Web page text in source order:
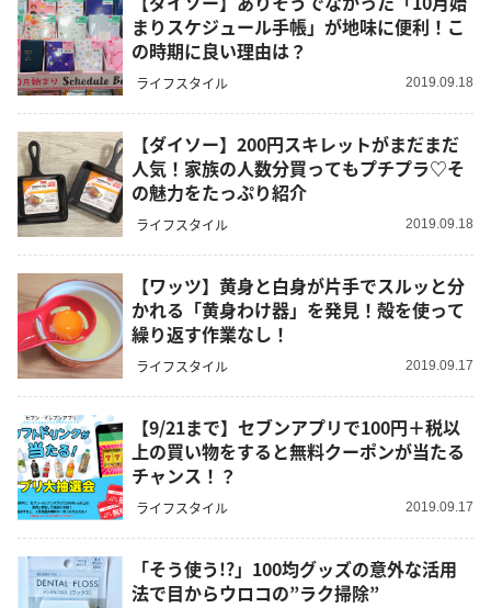
まりスケジュール手帳」が地味に便利！こ
の時期に良い理由は？
ライフスタイル 2019.09.18
【ダイソー】200円スキレットがまだまだ
人気！家族の人数分買ってもプチプラ♡そ
の魅力をたっぷり紹介
ライフスタイル 2019.09.18
【ワッツ】黄身と白身が片手でスルッと分
かれる「黄身わけ器」を発見！殻を使って
繰り返す作業なし！
ライフスタイル 2019.09.17
【9/21まで】セブンアプリで100円＋税以
上の買い物をすると無料クーポンが当たる
チャンス！？
ライフスタイル 2019.09.17
「そう使う!?」100均グッズの意外な活用
法で目からウロコの”ラク掃除”